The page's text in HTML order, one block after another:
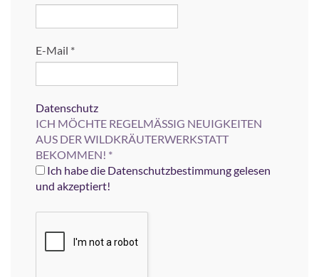
E-Mail *
Datenschutz
ICH MÖCHTE REGELMÄSSIG NEUIGKEITEN
AUS DER WILDKRÄUTERWERKSTATT
BEKOMMEN! *
Ich habe die Datenschutzbestimmung gelesen
und akzeptiert!